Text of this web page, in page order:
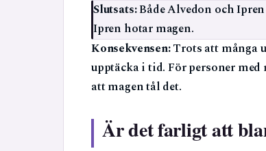
Slutsats:Både Alvedon och
Ipren hotar magen.
Konsekvensen:Trots att många
upptäcka i tid. För personer
att magen tål det.
Är det farligt att